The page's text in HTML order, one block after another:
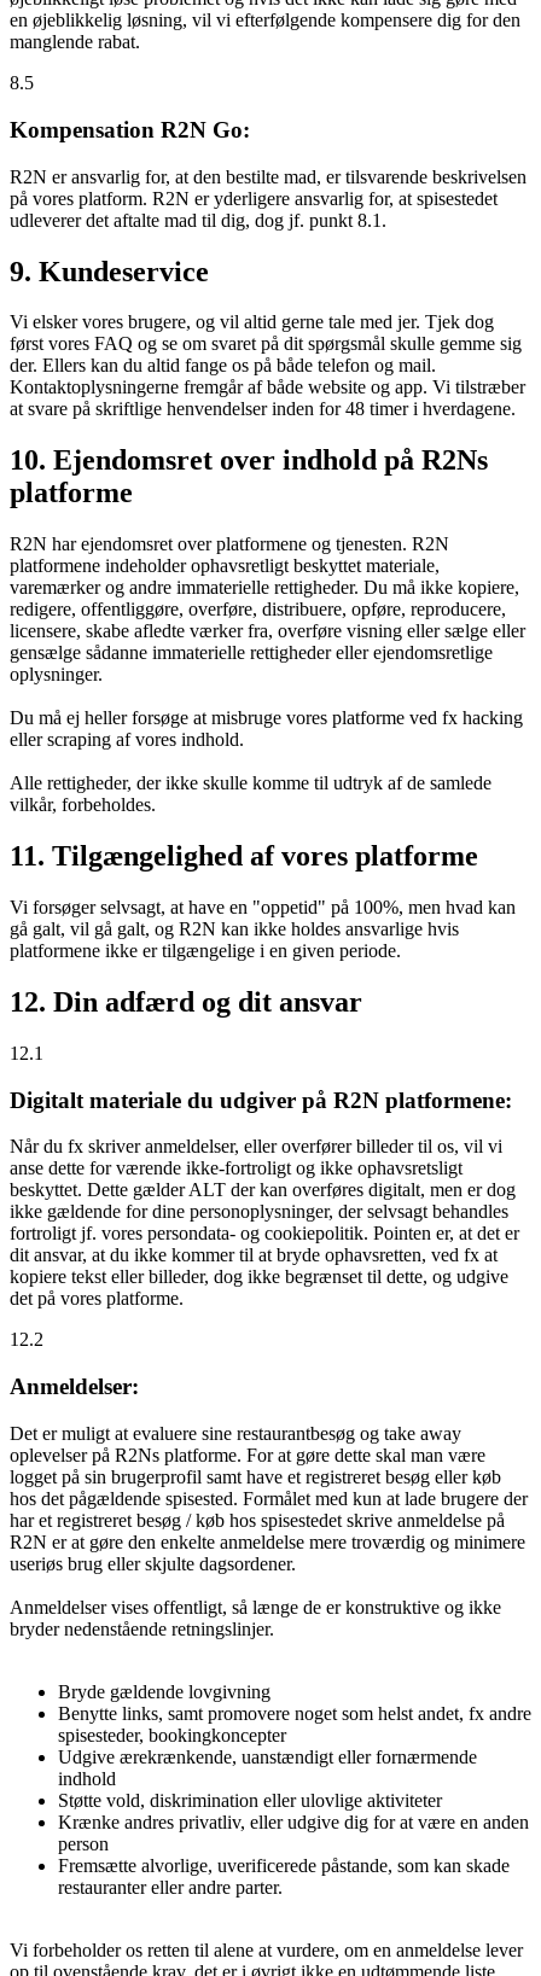
en øjeblikkelig løsning, vil vi efterfølgende kompensere dig for den
manglende rabat.
8.5
Kompensation R2N Go:
R2N er ansvarlig for, at den bestilte mad, er tilsvarende beskrivelsen
på vores platform. R2N er yderligere ansvarlig for, at spisestedet
udleverer det aftalte mad til dig, dog jf. punkt 8.1.
9. Kundeservice
Vi elsker vores brugere, og vil altid gerne tale med jer. Tjek dog
først vores FAQ og se om svaret på dit spørgsmål skulle gemme sig
der. Ellers kan du altid fange os på både telefon og mail.
Kontaktoplysningerne fremgår af både website og app. Vi tilstræber
at svare på skriftlige henvendelser inden for 48 timer i hverdagene.
10. Ejendomsret over indhold på R2Ns
platforme
R2N har ejendomsret over platformene og tjenesten. R2N
platformene indeholder ophavsretligt beskyttet materiale,
varemærker og andre immaterielle rettigheder. Du må ikke kopiere,
redigere, offentliggøre, overføre, distribuere, opføre, reproducere,
licensere, skabe afledte værker fra, overføre visning eller sælge eller
gensælge sådanne immaterielle rettigheder eller ejendomsretlige
oplysninger.
Du må ej heller forsøge at misbruge vores platforme ved fx hacking
eller scraping af vores indhold.
Alle rettigheder, der ikke skulle komme til udtryk af de samlede
vilkår, forbeholdes.
11. Tilgængelighed af vores platforme
Vi forsøger selvsagt, at have en "oppetid" på 100%, men hvad kan
gå galt, vil gå galt, og R2N kan ikke holdes ansvarlige hvis
platformene ikke er tilgængelige i en given periode.
12. Din adfærd og dit ansvar
12.1
Digitalt materiale du udgiver på R2N platformene:
Når du fx skriver anmeldelser, eller overfører billeder til os, vil vi
anse dette for værende ikke-fortroligt og ikke ophavsretsligt
beskyttet. Dette gælder ALT der kan overføres digitalt, men er dog
ikke gældende for dine personoplysninger, der selvsagt behandles
fortroligt jf. vores persondata- og cookiepolitik. Pointen er, at det er
dit ansvar, at du ikke kommer til at bryde ophavsretten, ved fx at
kopiere tekst eller billeder, dog ikke begrænset til dette, og udgive
det på vores platforme.
12.2
Anmeldelser:
Det er muligt at evaluere sine restaurantbesøg og take away
oplevelser på R2Ns platforme. For at gøre dette skal man være
logget på sin brugerprofil samt have et registreret besøg eller køb
hos det pågældende spisested. Formålet med kun at lade brugere der
har et registreret besøg / køb hos spisestedet skrive anmeldelse på
R2N er at gøre den enkelte anmeldelse mere troværdig og minimere
useriøs brug eller skjulte dagsordener.
Anmeldelser vises offentligt, så længe de er konstruktive og ikke
bryder nedenstående retningslinjer.
Bryde gældende lovgivning
Benytte links, samt promovere noget som helst andet, fx andre
spisesteder, bookingkoncepter
Udgive ærekrænkende, uanstændigt eller fornærmende
indhold
Støtte vold, diskrimination eller ulovlige aktiviteter
Krænke andres privatliv, eller udgive dig for at være en anden
person
Fremsætte alvorlige, uverificerede påstande, som kan skade
restauranter eller andre parter.
Vi forbeholder os retten til alene at vurdere, om en anmeldelse lever
op til ovenstående krav, det er i øvrigt ikke en udtømmende liste.